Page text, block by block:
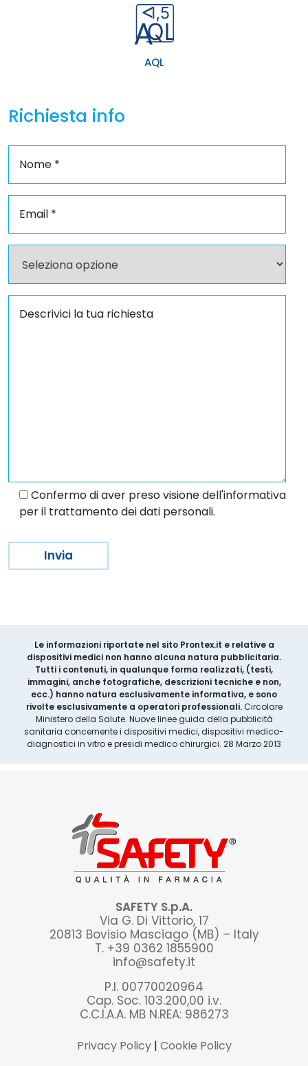
AQL
Richiesta info
Confermo di aver preso visione dell'informativa
per il trattamento dei dati personali.
Le informazioni riportate nel sito Prontex.it e relative a
dispositivi medici non hanno alcuna natura pubblicitaria.
Tutti i contenuti, in qualunque forma realizzati, (testi,
immagini, anche fotografiche, descrizioni tecniche e non,
ecc.) hanno natura esclusivamente informativa, e sono
rivolte esclusivamente a operatori professionali.Circolare
Ministero della Salute. Nuove linee guida della pubblicità
sanitaria concernente i dispositivi medici, dispositivi medico-
diagnostici in vitro e presidi medico chirurgici. 28 Marzo 2013
SAFETY S.p.A.
Via G. Di Vittorio, 17
20813 Bovisio Masciago (MB) – Italy
T. +39 0362 1855900
info@safety.it
P.I. 00770020964
Cap. Soc. 103.200,00 i.v.
C.C.I.A.A. MB N.REA: 986273
Privacy Policy| Cookie Policy